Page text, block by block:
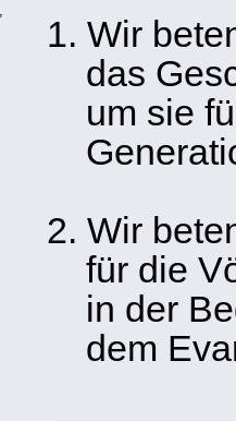
1. Wir
das
um sie
2. Wir
für die
in der
dem